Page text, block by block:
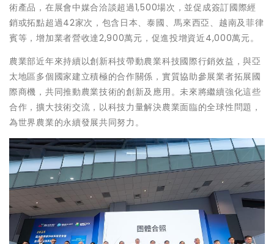
術產品，在展會中媒合洽談超過1,500場次，並促成簽訂國際經
銷或拓點超過42家次，包含日本、泰國、馬來西亞、越南及菲律
賓等，增加業者營收達2,900萬元，促進投增資近4,000萬元。
農業部近年來持續以創新科技帶動農業科技國際行銷效益，與亞
太地區多個國家建立積極的合作關係，實質協助參展業者拓展國
際商機，共同推動農業技術的創新及應用。未來將繼續強化這些
合作，擴大技術交流，以科技力量解決農業面臨的全球性問題，
為世界農業的永續發展共同努力。